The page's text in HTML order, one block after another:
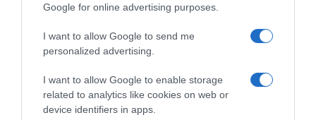
Google for online advertising purposes.
I want to allow Google to send me
personalized advertising.
I want to allow Google to enable storage
related to analytics like cookies on web or
device identifiers in apps.